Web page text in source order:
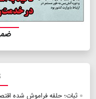
ثبات؛ حلقه فراموش شده